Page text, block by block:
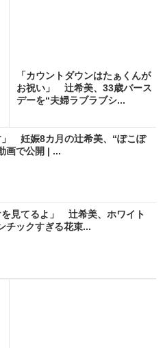
「カウントダウンはたぁくんが
お祝い」 辻希美、33歳バース
デーを“夫婦ラブラブシ...
」 妊娠8カ月の辻希美、“ぽこぽ
画で公開 | ...
を見てるよ」 辻希美、ホワイト
チックすぎる花束...